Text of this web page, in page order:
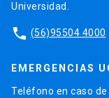
Universidad.
phone (56)95504 4000
EMERGENCIAS
Teléfono en caso